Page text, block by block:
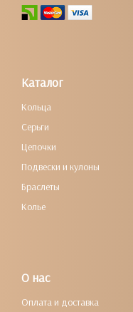
Каталог
Кольца
Серьги
Цепочки
Подвески и кулоны
Браслеты
Колье
О нас
Оплата и доставка